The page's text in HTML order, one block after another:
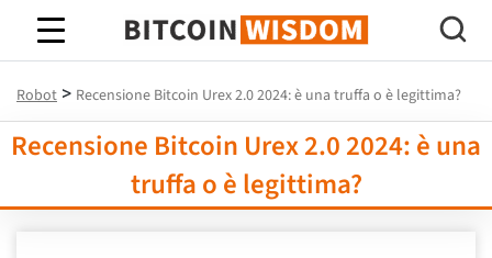
Saggezza Bitcoin
Robot > Recensione Bitcoin Urex 2.0 2024: è una truffa o è legittima?
Recensione Bitcoin Urex 2.0 2024: è una
truffa o è legittima?